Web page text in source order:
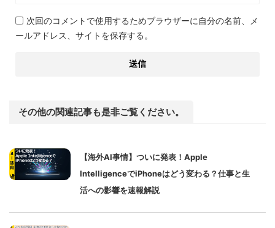
次回のコメントで使用するためブラウザーに自分の名前、メ
ールアドレス、サイトを保存する。
その他の関連記事も是非ご覧ください。
【海外AI事情】ついに発表！Apple
IntelligenceでiPhoneはどう変わる？仕事と生
活への影響を速報解説